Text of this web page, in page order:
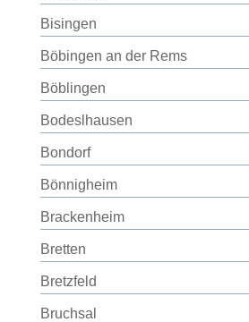
Bisingen
Böbingen an der Rems
Böblingen
Bodeslhausen
Bondorf
Bönnigheim
Brackenheim
Bretten
Bretzfeld
Bruchsal